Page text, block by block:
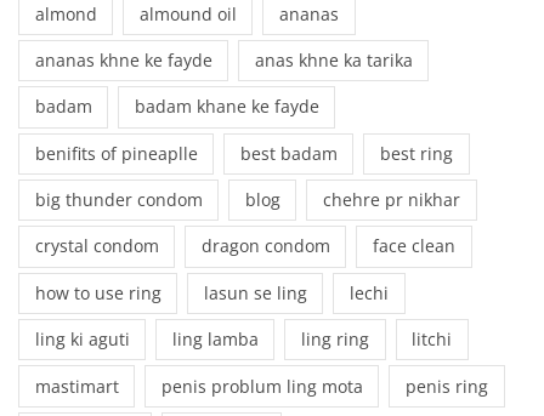
almond almound oil ananas
ananas khne ke fayde anas khne ka tarika
badam badam khane ke fayde
benifits of pineaplle best badam best ring
big thunder condom blog chehre pr nikhar
crystal condom dragon condom face clean
how to use ring lasun se ling lechi
ling ki aguti ling lamba ling ring litchi
mastimart penis problum ling mota penis ring